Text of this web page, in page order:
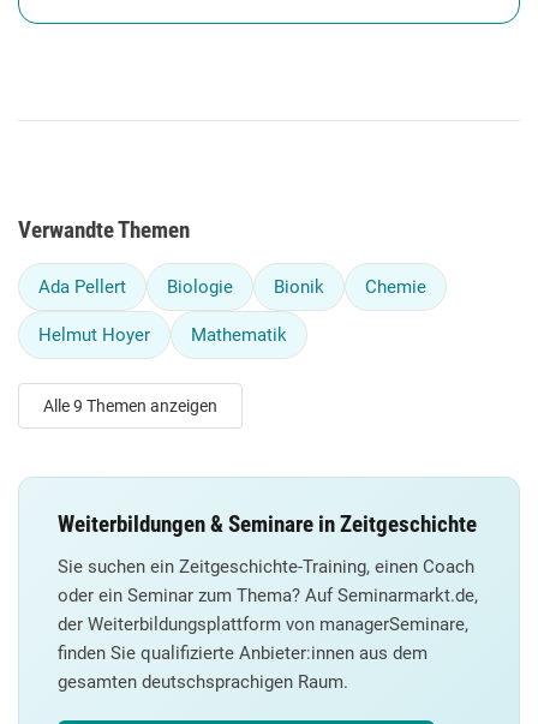
Verwandte Themen
Ada Pellert Biologie Bionik Chemie
Helmut Hoyer Mathematik
Alle 9 Themen anzeigen
Weiterbildungen & Seminare in Zeitgeschichte
Sie suchen ein Zeitgeschichte-Training, einen Coach
oder ein Seminar zum Thema? Auf Seminarmarkt.de,
der Weiterbildungsplattform von managerSeminare,
finden Sie qualifizierte Anbieter:innen aus dem
gesamten deutschsprachigen Raum.